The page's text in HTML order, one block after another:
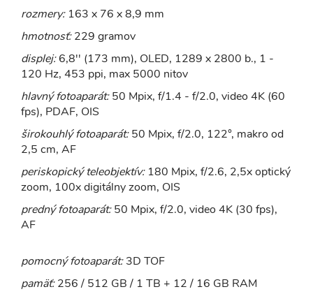
rozmery: 163 x 76 x 8,9 mm
hmotnosť:229 gramov
displej:6,8'' (173 mm), OLED, 1289 x 2800 b., 1 -
120 Hz, 453 ppi, max 5000 nitov
hlavný fotoaparát:50 Mpix, f/1.4 - f/2.0, video 4K (60
fps), PDAF, OIS
širokouhlý fotoaparát:50 Mpix, f/2.0, 122°, makro od
2,5 cm, AF
periskopický teleobjektív: 180 Mpix, f/2.6, 2,5x optický
zoom, 100x digitálny zoom, OIS
predný fotoaparát:50 Mpix, f/2.0, video 4K (30 fps),
AF
pomocný fotoaparát:3D TOF
pamäť:256 / 512 GB / 1 TB + 12 / 16 GB RAM